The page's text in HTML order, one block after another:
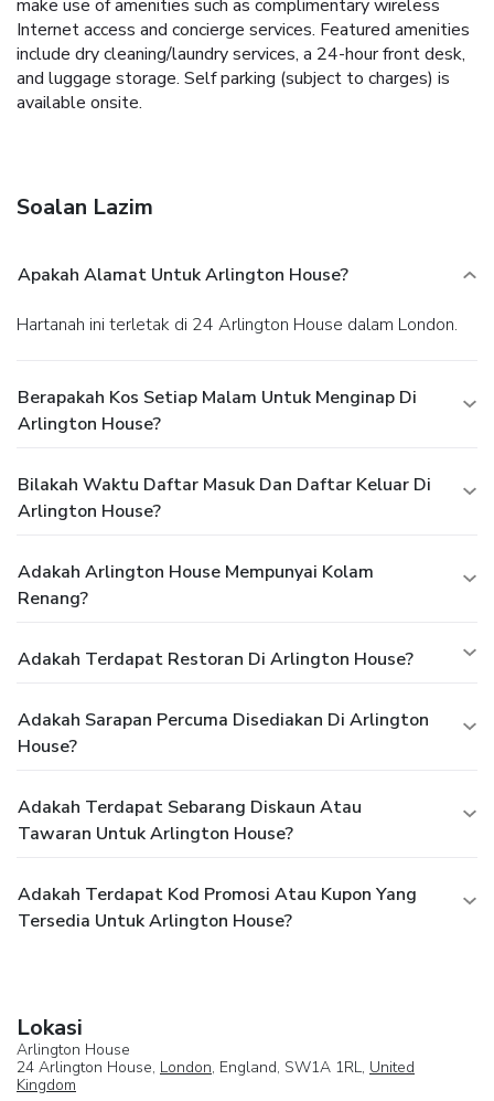
make use of amenities such as complimentary wireless
Internet access and concierge services. Featured amenities
include dry cleaning/laundry services, a 24-hour front desk,
and luggage storage. Self parking (subject to charges) is
available onsite.
Soalan Lazim
Apakah Alamat Untuk Arlington House?
Hartanah ini terletak di 24 Arlington House dalam London.
Berapakah Kos Setiap Malam Untuk Menginap Di
Arlington House?
Bilakah Waktu Daftar Masuk Dan Daftar Keluar Di
Arlington House?
Adakah Arlington House Mempunyai Kolam
Renang?
Adakah Terdapat Restoran Di Arlington House?
Adakah Sarapan Percuma Disediakan Di Arlington
House?
Adakah Terdapat Sebarang Diskaun Atau
Tawaran Untuk Arlington House?
Adakah Terdapat Kod Promosi Atau Kupon Yang
Tersedia Untuk Arlington House?
Lokasi
Arlington House
24 Arlington House, London, England, SW1A 1RL, United
Kingdom